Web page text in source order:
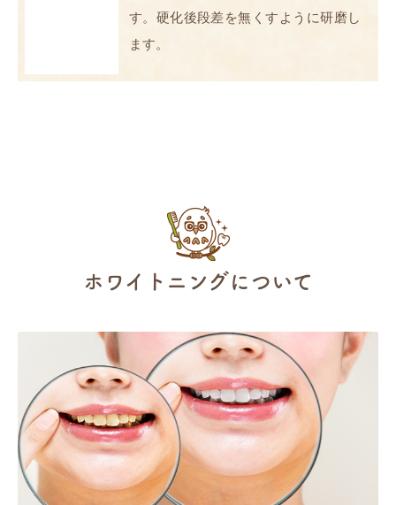
す。硬化後段差を無くすように研磨し
ます。
ホワイトニングについて